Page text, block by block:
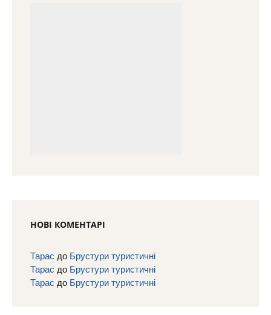
НОВІ КОМЕНТАРІ
Тарас до Брустури туристичні
Тарас до Брустури туристичні
Тарас до Брустури туристичні